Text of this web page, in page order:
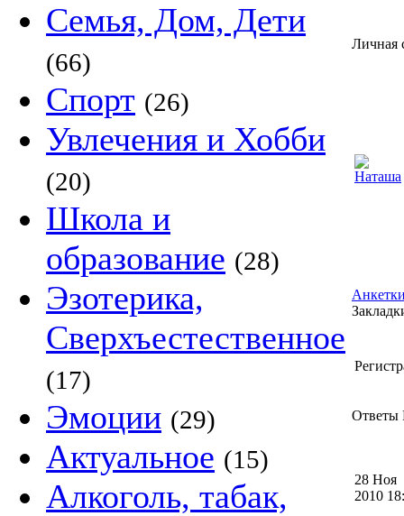
Семья, Дом, Дети
(66)
Спорт (26)
Увлечения и Хобби
(20)
Школа и
образование (28)
Эзотерика,
Сверхъестественное
(17)
Эмоции (29)
Актуальное (15)
Алкоголь, табак,
Личная
Ответы
28 Ноя
2010